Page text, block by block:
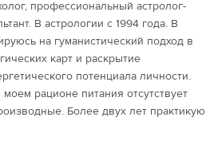
профессиональный астролог-
В астрологии с 1994 года. В
на гуманистический подход в
карт и раскрытие
потенциала личности.
рационе питания отсутствует
Более двух лет практикую